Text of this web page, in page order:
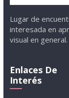
Lugar de
interesada en
visual en general.
Enlaces De
Interés